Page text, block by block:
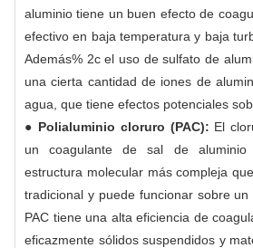
aluminio tiene un buen efecto de
efectivo en baja temperatura y baja
Además% 2c el uso de sulfato de
una cierta cantidad de iones de
agua, que tiene efectos potenciales
● Polialuminio cloruro (PAC): El
un coagulante de sal de aluminio
estructura molecular más compleja
tradicional y puede funcionar sobre un
PAC tiene una alta eficiencia de
eficazmente sólidos suspendidos y